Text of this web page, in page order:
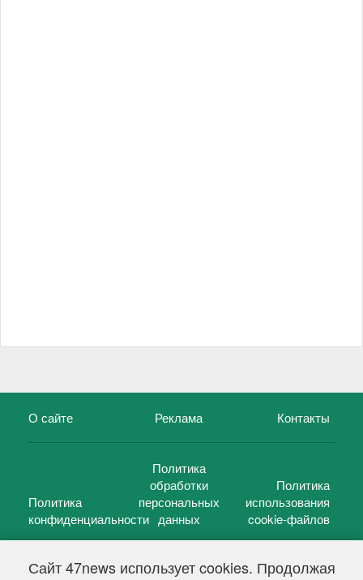
Сайт 47news использует cookies. Продолжая
О сайте Реклама Контакты
Политика
конфиденциальности
Политика
обработки
персональных
данных
Политика
использования
cookie-файлов